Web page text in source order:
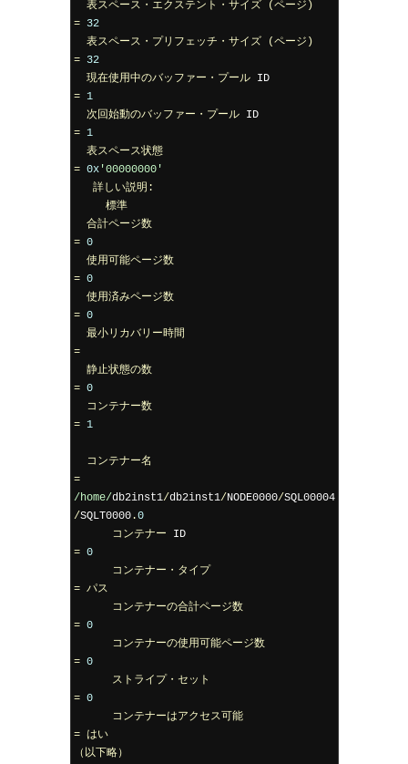
表スペース・エクステント・サイズ
(ページ)
=
32
表スペース・プリフェッチ・サイズ
(ページ)
=
32
現在使用中のバッファー・プール
ID
= 1
次回始動のバッファー・プール
ID
= 1
表スペース状態
= 0x'00000000'
詳しい説明:
標準
合計ページ数
= 0
使用可能ページ数
= 0
使用済みページ数
= 0
最小リカバリー時間
=
静止状態の数
= 0
コンテナー数
= 1
コンテナー名
=
/home/db2inst1/db2inst1/NODE0000/SQL00004
/SQLT0000.0
コンテナー
ID
= 0
コンテナー・タイプ
= パス
コンテナーの合計ページ数
= 0
コンテナーの使用可能ページ数
= 0
ストライプ・セット
= 0
コンテナーはアクセス可能
= はい
（以下略）